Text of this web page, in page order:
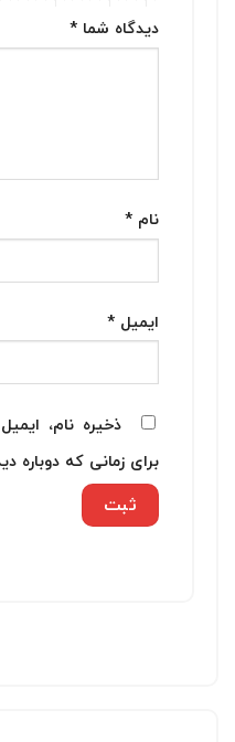
دیدگاه شما *
نام *
ایمیل *
ذخیره نام،
برای زمانی که دوباره